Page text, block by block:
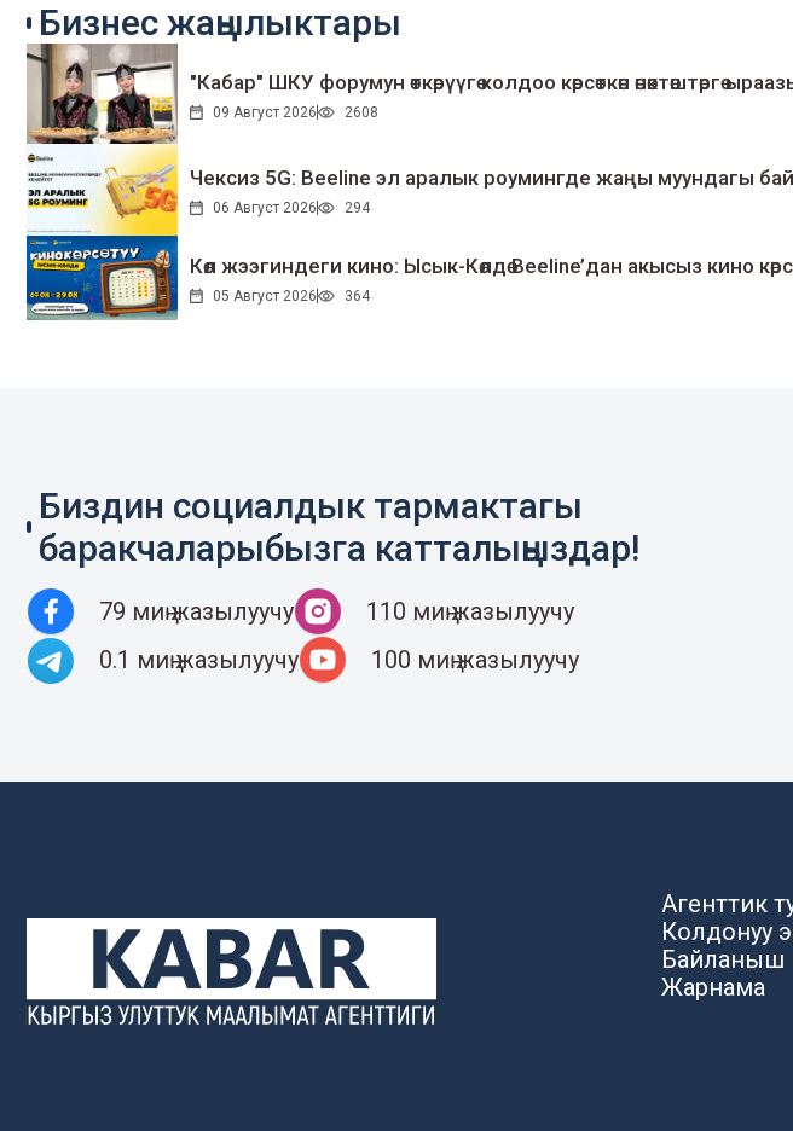
Бизнес жаңылыктары
"Кабар" ШКУ форумун өткөрүүгө колдоо көрсөткөн өнөктөштөргө
09 Август 2026 2608
Чексиз 5G: Beeline эл аралык роумингде жаңы муундагы
06 Август 2026 294
Көл жээгиндеги кино: Ысык-Көлдө Beeline’дан акысыз кино
05 Август 2026 364
Биздин социалдык тармактагы
баракчаларыбызга катталыңыздар!
79 миң жазылуучу
110 миң жазылуучу
0.1 миң жазылуучу
100 миң жазылуучу
Агенттик
Колдонуу
Байланыш
Жарнама